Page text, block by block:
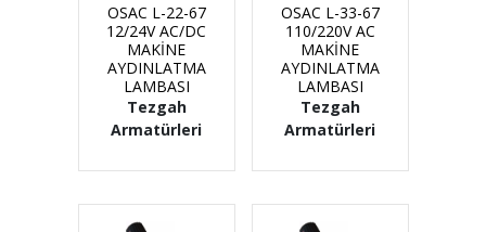
OSAC L-22-67
12/24V AC/DC
MAKİNE
AYDINLATMA
LAMBASI
Tezgah
Armatürleri
OSAC L-33-67
110/220V AC
MAKİNE
AYDINLATMA
LAMBASI
Tezgah
Armatürleri